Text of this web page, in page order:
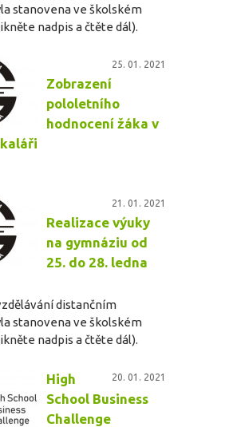
stanovena ve školském
nadpis a čtěte dál).
25. 01. 2021
Zobrazení
pololetního
hodnocení žáka v
21. 01. 2021
Realizace výuky
na gymnáziu od
25. do 28. ledna
distančním
stanovena ve školském
nadpis a čtěte dál).
20. 01. 2021
High
School Business
Challenge